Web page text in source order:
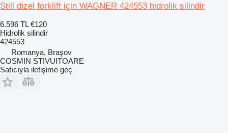
Still dizel forklift için WAGNER 424553 hidrolik silindir
6.596 TL €120
Hidrolik silindir
424553
Romanya, Braşov
COSMIN STIVUITOARE
Satıcıyla iletişime geç